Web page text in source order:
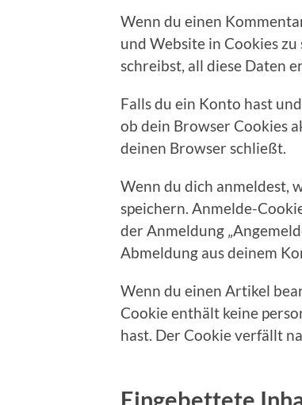
Wenn du einen
und Website in Cookies
schreibst, all diese Daten
Falls du ein Konto hast
ob dein Browser Cookies
deinen Browser schließt.
Wenn du dich anmeldest,
speichern. Anmelde-
der Anmeldung
Abmeldung aus deinem
Wenn du einen Artikel
Cookie enthält keine
hast. Der Cookie verfällt